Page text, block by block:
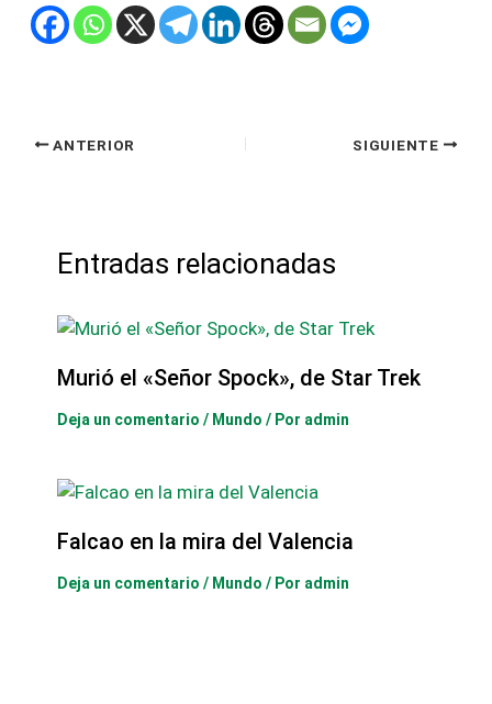
ANTERIOR SIGUIENTE
Entradas relacionadas
Murió el «Señor Spock», de Star Trek
Deja un comentario / Mundo / Por admin
Falcao en la mira del Valencia
Deja un comentario / Mundo / Por admin